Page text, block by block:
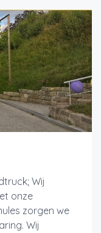
Wij
onze
zorgen we
Wij